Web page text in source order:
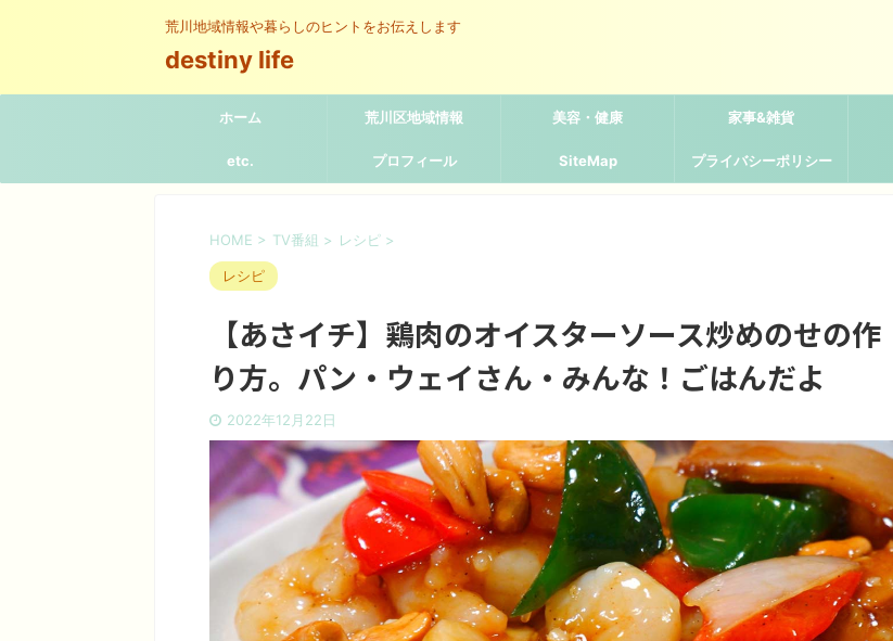
荒川地域情報や暮らしのヒントをお伝えします
destiny life
ホーム 荒川区地域情報 美容・健康 家事&雑貨
etc. プロフィール SiteMap プライバシーポリシー
HOME > TV番組 > レシピ >
レシピ
【あさイチ】鶏肉のオイスターソース炒めのせの作
り方。パン・ウェイさん・みんな！ごはんだよ
2022年12月22日